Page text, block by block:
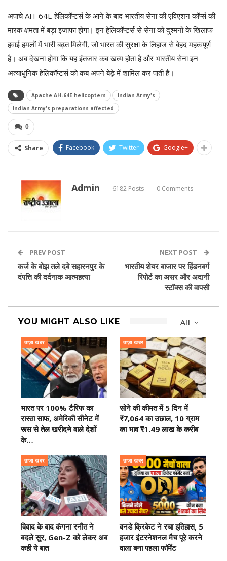
अपाचे AH-64E हेलिकॉप्टर्स के आने के बाद भारतीय सेना की एविएशन कॉर्प्स की
मारक क्षमता में बड़ा इजाफा होगा। इन हेलिकॉप्टर्स से सेना को दुश्मनों के खिलाफ
हवाई हमलों में भारी बढ़त मिलेगी, जो भारत की सुरक्षा के लिहाज से बेहद महत्वपूर्ण
है। अब देखना होगा कि यह इंतजार कब खत्म होता है और भारतीय सेना इन
अत्याधुनिक हेलिकॉप्टर्स को कब अपने बेड़े में शामिल कर पाती है।
Apache AH-64E helicopters
Indian Army's
Indian Army's preparations affected
0
Share Facebook Twitter Google+
Admin 6182 Posts 0 Comments
PREV POST
कर्ज के बोझ तले दबे सहारनपुर के
दंपत्ति की दर्दनाक आत्महत्या
NEXT POST
भारतीय शेयर बाजार पर हिंडनबर्ग
रिपोर्ट का असर और अदानी
स्टॉक्स की वापसी
All
YOU MIGHT ALSO LIKE
ताज़ा खबर
भारत पर 100% टैरिफ का
रास्ता साफ, अमेरिकी सीनेट में
रूस से तेल खरीदने वाले देशों
के…
ताज़ा खबर
सोने की कीमत में 5 दिन में
₹7,064 का उछाल, 10 ग्राम
का भाव ₹1.49 लाख के करीब
ताज़ा खबर
विवाद के बाद कंगना रनौत ने
बदले सुर, Gen-Z को लेकर अब
कही ये बात
ताज़ा खबर
वनडे क्रिकेट ने रचा इतिहास, 5
हजार इंटरनेशनल मैच पूरे करने
वाला बना पहला फॉर्मेट